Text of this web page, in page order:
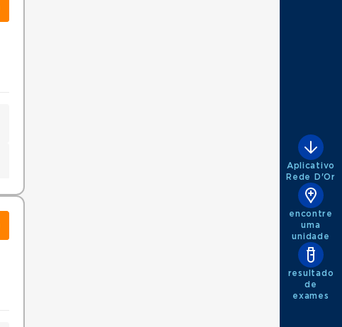
Aplicativo
Rede D'Or
encontre
uma
unidade
resultado
de
exames